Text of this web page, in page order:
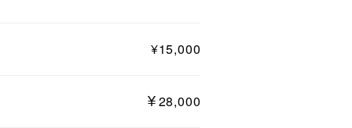
¥15,000
￥28,000